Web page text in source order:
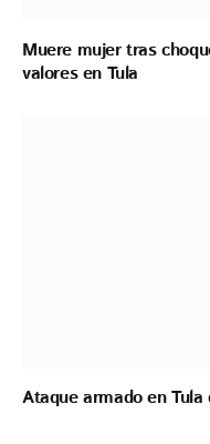
Muere mujer tras
valores en Tula
Ataque armado en